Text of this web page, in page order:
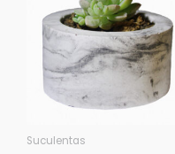
Suculentas